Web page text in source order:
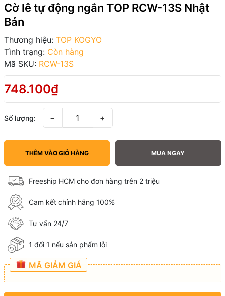
Cờ lê tự động ngắn TOP RCW-13S Nhật
Bản
Thương hiệu: TOP KOGYO
Tình trạng: Còn hàng
Mã SKU: RCW-13S
748.100₫
Số lượng: − +
THÊM VÀO GIỎ HÀNG MUA NGAY
Freeship HCM cho đơn hàng trên 2 triệu
Cam kết chính hãng 100%
Tư vấn 24/7
1 đổi 1 nếu sản phẩm lỗi
MÃ GIẢM GIÁ